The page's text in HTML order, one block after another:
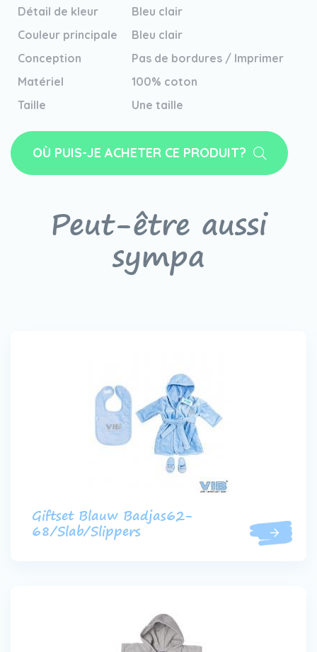
Détail de kleur
Bleu clair
Couleur principale
Bleu clair
Conception
Pas de bordures / Imprimer
Matériel
100% coton
Taille
Une taille
OÙ PUIS-JE ACHETER CE PRODUIT?
Peut-être aussi
sympa
Giftset Blauw Badjas62-
68/Slab/Slippers